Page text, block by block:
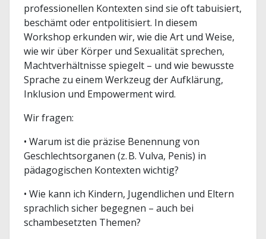
professionellen Kontexten sind sie oft tabuisiert,
beschämt oder entpolitisiert. In diesem
Workshop erkunden wir, wie die Art und Weise,
wie wir über Körper und Sexualität sprechen,
Machtverhältnisse spiegelt – und wie bewusste
Sprache zu einem Werkzeug der Aufklärung,
Inklusion und Empowerment wird.
Wir fragen:
• Warum ist die präzise Benennung von
Geschlechtsorganen (z. B. Vulva, Penis) in
pädagogischen Kontexten wichtig?
• Wie kann ich Kindern, Jugendlichen und Eltern
sprachlich sicher begegnen – auch bei
schambesetzten Themen?